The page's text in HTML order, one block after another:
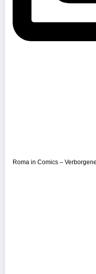
Roma in Comics –